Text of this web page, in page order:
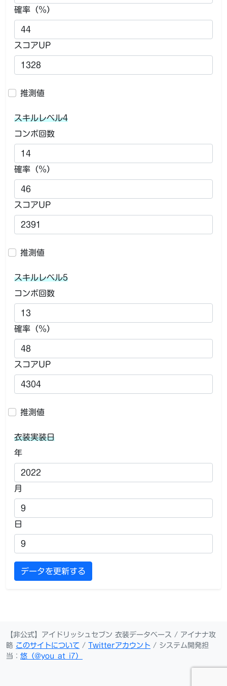
確率（％）
スコアUP
推測値
スキルレベル4
コンボ回数
確率（％）
スコアUP
推測値
スキルレベル5
コンボ回数
確率（％）
スコアUP
推測値
衣装実装日
年
月
日
データを更新する
【非公式】アイドリッシュセブン 衣装データベース / アイナナ攻
略 このサイトについて / Twitterアカウント / システム開発担
当： 悠（@you_at_i7）